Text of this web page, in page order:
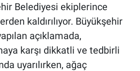
Belediyesi ekiplerince
kaldırılıyor. Büyükşehir
açıklamada,
karşı dikkatli ve tedbirli
uyarılırken, ağaç